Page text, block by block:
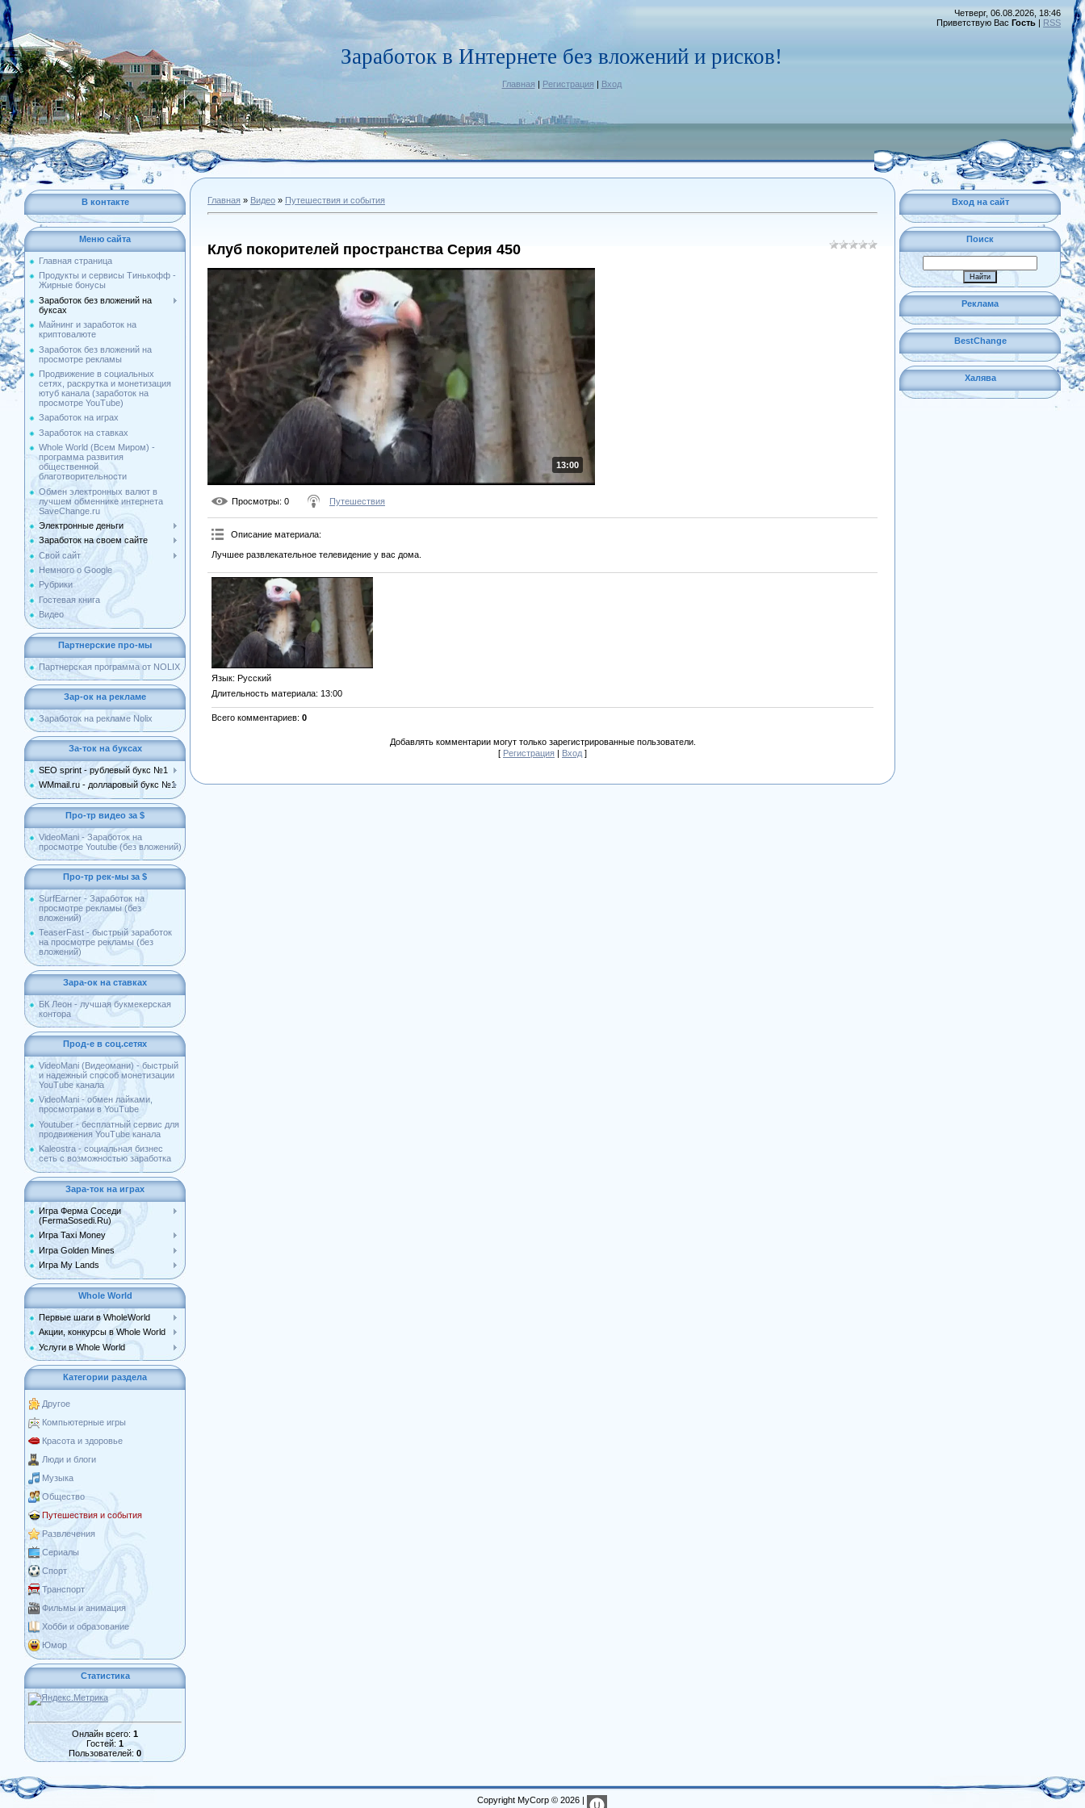
Заработок в Интернете без вложений и рисков!
Главная | Регистрация | Вход
Четверг, 06.08.2026, 18:46
Приветствую Вас Гость | RSS
В контакте
Меню сайта
Главная страница
Продукты и сервисы Тинькофф -
Жирные бонусы
Заработок без вложений на
буксах
Майнинг и заработок на
криптовалюте
Заработок без вложений на
просмотре рекламы
Продвижение в социальных
сетях, раскрутка и монетизация
ютуб канала (заработок на
просмотре YouTube)
Заработок на играх
Заработок на ставках
Whole World (Всем Миром) -
программа развития
общественной
благотворительности
Обмен электронных валют в
лучшем обменнике интернета
SaveChange.ru
Электронные деньги
Заработок на своем сайте
Свой сайт
Немного о Google
Рубрики
Гостевая книга
Видео
Партнерские про-мы
Партнерская программа от NOLIX
Зар-ок на рекламе
Заработок на рекламе Nolix
За-ток на буксах
SEO sprint - рублевый букс №1
WMmail.ru - долларовый букс №1
Про-тр видео за $
VideoMani - Заработок на
просмотре Youtube (без вложений)
Про-тр рек-мы за $
SurfEarner - Заработок на
просмотре рекламы (без
вложений)
TeaserFast - быстрый заработок
на просмотре рекламы (без
вложений)
Зара-ок на ставках
БК Леон - лучшая букмекерская
контора
Прод-е в соц.сетях
VideoMani (Видеомани) - быстрый
и надежный способ монетизации
YouTube канала
VideoMani - обмен лайками,
просмотрами в YouTube
Youtuber - бесплатный сервис для
продвижения YouTube канала
Kaleostra - социальная бизнес
сеть с возможностью заработка
Зара-ток на играх
Игра Ферма Соседи
(FermaSosedi.Ru)
Игра Taxi Money
Игра Golden Mines
Игра My Lands
Whole World
Первые шаги в WholeWorld
Акции, конкурсы в Whole World
Услуги в Whole World
Категории раздела
Другое
Компьютерные игры
Красота и здоровье
Люди и блоги
Музыка
Общество
Путешествия и события
Развлечения
Сериалы
Спорт
Транспорт
Фильмы и анимация
Хобби и образование
Юмор
Статистика
Онлайн всего: 1
Гостей: 1
Пользователей: 0
Главная » Видео » Путешествия и события
Клуб покорителей пространства Серия 450
13:00
Просмотры: 0 Путешествия
Описание материала:
Лучшее развлекательное телевидение у вас дома.
Язык: Русский
Длительность материала: 13:00
Всего комментариев: 0
Добавлять комментарии могут только зарегистрированные пользователи.
[ Регистрация | Вход ]
Вход на сайт
Поиск
Реклама
BestChange
Халява
Copyright MyCorp © 2026 |